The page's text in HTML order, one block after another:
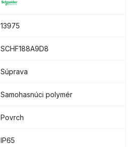
13975
SCHF188A9D8
Súprava
Samohasnúci polymér
Povrch
IP65